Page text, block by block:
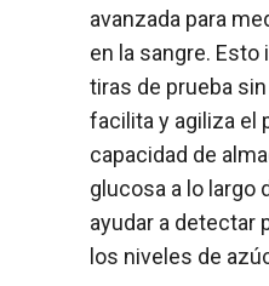
avanzada para
en la sangre.
tiras de prueba
facilita y agiliza el
capacidad de
glucosa a lo largo
ayudar a detectar
los niveles de